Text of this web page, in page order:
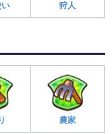
い 狩人
農家